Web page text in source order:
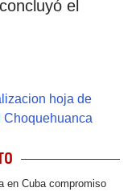
el
hoja de
en Cuba compromiso